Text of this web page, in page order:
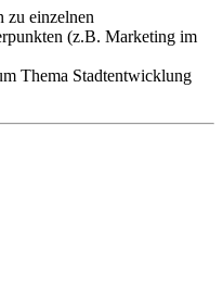
zu einzelnen
(z.B. Marketing im
Thema Stadtentwicklung